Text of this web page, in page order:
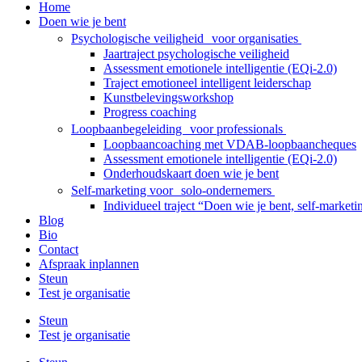
Home
Doen wie je bent
Psychologische veiligheid voor organisaties
Jaartraject psychologische veiligheid
Assessment emotionele intelligentie (EQi-2.0)
Traject emotioneel intelligent leiderschap
Kunstbelevingsworkshop
Progress coaching
Loopbaanbegeleiding voor professionals
Loopbaancoaching met VDAB-loopbaancheques
Assessment emotionele intelligentie (EQi-2.0)
Onderhoudskaart doen wie je bent
Self-marketing voor solo-ondernemers
Individueel traject “Doen wie je bent, self-
Blog
Bio
Contact
Afspraak inplannen
Steun
Test je organisatie
Steun
Test je organisatie